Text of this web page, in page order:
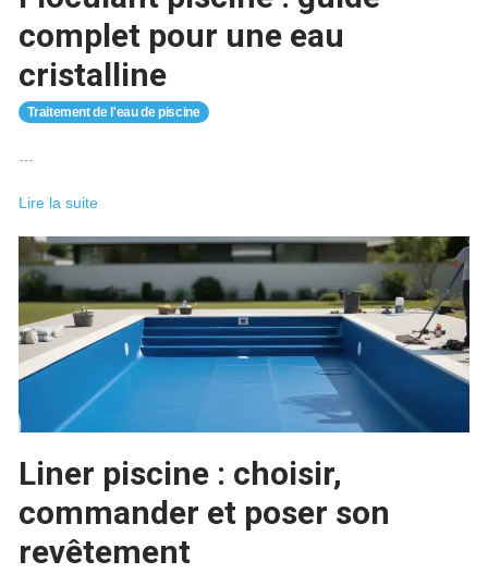
complet pour une eau
cristalline
Traitement de l'eau de piscine
…
Floculant
guide
complet
pour
une
eau
cristalline
Lire la suite
Liner piscine : choisir,
commander et poser son
revêtement